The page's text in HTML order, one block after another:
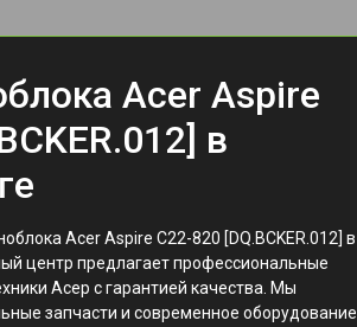
Acer Aspire
в
Acer Aspire C22-820 [DQ.BCKER.012] в
центр предлагает профессиональные
Асер с гарантией качества. Мы
запчасти и современное оборудование